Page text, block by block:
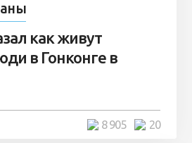
как живут
в Гонконге в
20
8 905